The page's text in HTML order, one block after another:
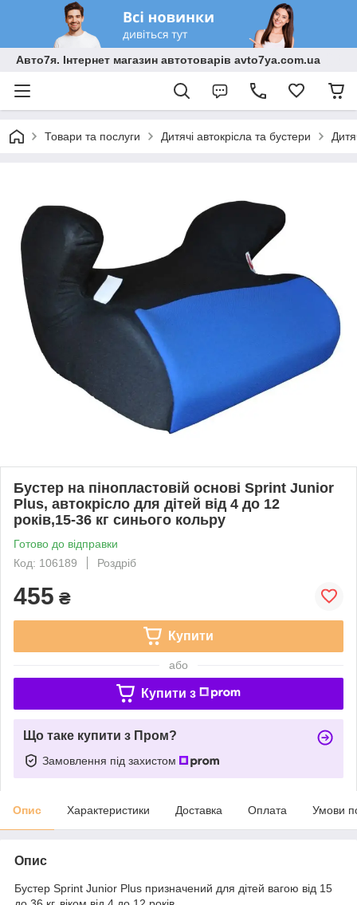
Авто7я. Інтернет магазин автотоварів avto7ya.com.ua
Товари та послуги Дитячі автокрісла та бустери
Бустер на пінопластовій основі Sprint Junior
Plus, автокрісло для дітей від 4 до 12
років,15-36 кг синього кольру
Готово до відправки
Код: 106189
Роздріб
455 ₴
Купити
або
Купити з
Що таке купити з Пром?
Замовлення під захистом
Опис Характеристики Доставка Оплата Умови
Опис
Бустер Sprint Junior Plus призначений для дітей вагою від 15